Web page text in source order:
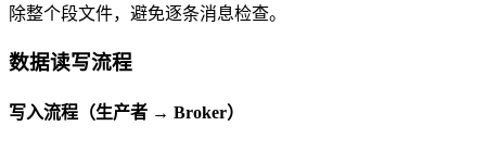
除整个段文件，避免逐条消息检查。
数据读写流程
写入流程（生产者 → Broker）